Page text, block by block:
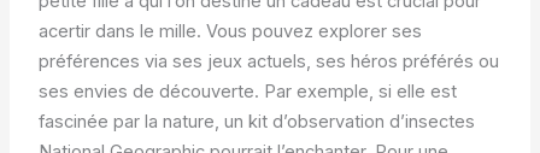
acertir dans le mille. Vous pouvez explorer ses
préférences via ses jeux actuels, ses héros préférés ou
ses envies de découverte. Par exemple, si elle est
fascinée par la nature, un kit d’observation d’insectes